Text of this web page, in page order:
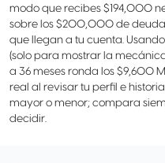
modo que recibes $194,000
sobre los $200,000 de
que llegan a tu cuenta.
(solo para mostrar la
a 36 meses ronda los $9,600
real al revisar tu perfil e
mayor o menor; compara
decidir.